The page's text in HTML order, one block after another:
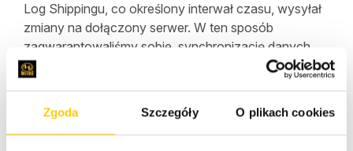
Zgoda Szczegóły O plikach cookies
Log Shippingu, co określony interwał czasu, wysyłał
zmiany na dołączony serwer. W ten sposób
zagwarantowaliśmy sobie synchronizację danych
niemal w trybie rzeczywistym oraz czas na
aktualizację. W drugiej fazie dokonaliśmy migracji z
pośredniego serwera SQL (EC2) do usługi RDS. Krok
pośredni, który został zastosowany, pozwolił na